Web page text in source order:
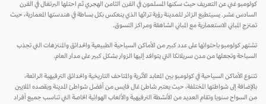
كولومبو غني عن التعريف حيث سكنها المسلمون في القرن الثامن الهجري ثم احتلها البرتغال في القرن
السادس عشر. يسيتطيع الزائر للمدينة رؤية تراثها الذي ينعكس بكل بساطة في هندستها المعمارية، حيث
تمتزج المباني الاستعمارية مع المباني الشاهقة ومراكز التسوق.
تشتهر كولومبو باحتوائها على عدد كبير من الأماكن السياحية الطبيعية والحدائق والمنتزهات التي تجذب
السياحة وتجعلها من مدن سريلانكا التي يتوافد إليها الزوار بشكل كبير على مدار العام.
تتنوع الأماكن السياحية في كولومبو بين المعابد الأثرية والمتاحف التاريخية والحدائق الترفيهية الرائعة،
بالإضافة إلى شواطئها المختلفة، حيث يعتبر شاطئ غال فايس من أفضل شواطئ المدينة ويقصده الملايين
من السواح سنويا وتقام العديد من الأنشطة الترفيهية والألعاب الهوائية الخاصة التي تناسب جميع أفراد